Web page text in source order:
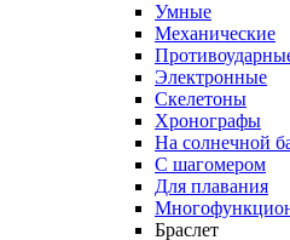
Умные
Механические
Электронные
Скелетоны
Хронографы
На солнечной
С шагомером
Для плавания
Браслет